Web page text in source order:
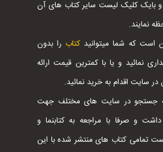
و بایک کلیک لیست سایر کتاب های آن
نمایند.
است که شما میتوانید کتاب را بدون
نمائید و یا با کمترین قیمت ارائه
سایت اقدام به خرید نمائید.
به جستجو در سایت های مختلف جهت
و صرفا با مراجعه به کتابنما و
تمامی کتاب های منتشر شده با این